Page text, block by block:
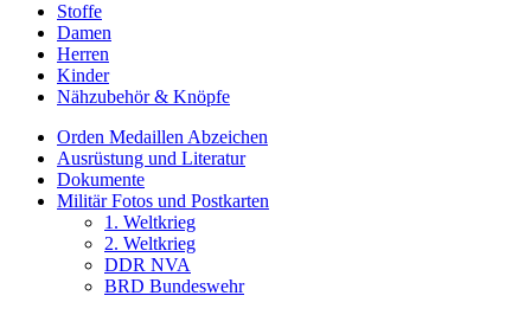
Stoffe
Damen
Herren
Kinder
Nähzubehör & Knöpfe
Orden Medaillen Abzeichen
Ausrüstung und Literatur
Dokumente
Militär Fotos und Postkarten
1. Weltkrieg
2. Weltkrieg
DDR NVA
BRD Bundeswehr